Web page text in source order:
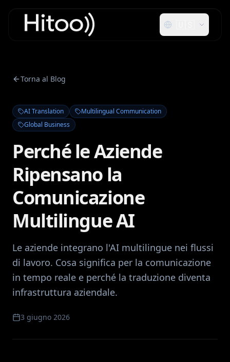
Torna al Blog
AI Translation
Multilingual Communication
Global Business
Perché le Aziende
Ripensano la
Comunicazione
Multilingue AI
Le aziende integrano l'AI multilingue nei flussi
di lavoro. Cosa significa per la comunicazione
in tempo reale e perché la traduzione diventa
infrastruttura aziendale.
3 giugno 2026